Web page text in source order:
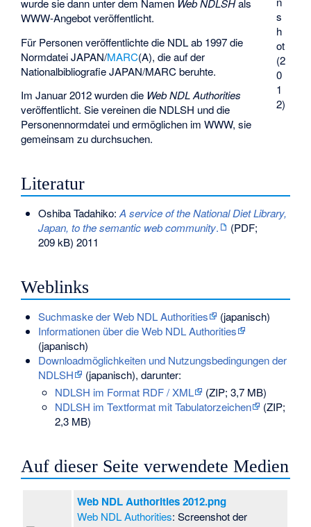
s
h
ot
(2
0
1
2)
wurde sie dann unter dem Namen Web NDLSHals
WWW-Angebot veröffentlicht.
Für Personen veröffentlichte die NDL ab 1997 die
Normdatei JAPAN/MARC(A), die auf der
Nationalbibliografie JAPAN/MARC beruhte.
Im Januar 2012 wurden die Web NDL Authorities
veröffentlicht. Sie vereinen die NDLSH und die
Personennormdatei und ermöglichen im WWW, sie
gemeinsam zu durchsuchen.
Literatur
Oshiba Tadahiko: A service of the National Diet Library,
Japan, to the semantic web community.
(PDF;
209 kB) 2011
Weblinks
Suchmaske der Web NDL Authorities
(japanisch)
Informationen über die Web NDL Authorities
(japanisch)
Downloadmöglichkeiten und Nutzungsbedingungen der
NDLSH
(japanisch), darunter:
NDLSH im Format RDF / XML
(ZIP; 3,7 MB)
NDLSH im Textformat mit Tabulatorzeichen
(ZIP;
2,3 MB)
Auf dieser Seite verwendete Medien
Web NDL Authorities 2012.png
Web NDL Authorities: Screenshot der